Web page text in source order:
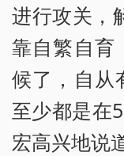
进行攻关，
靠自繁自育
候了，自从
至少都是在
宏高兴地说道